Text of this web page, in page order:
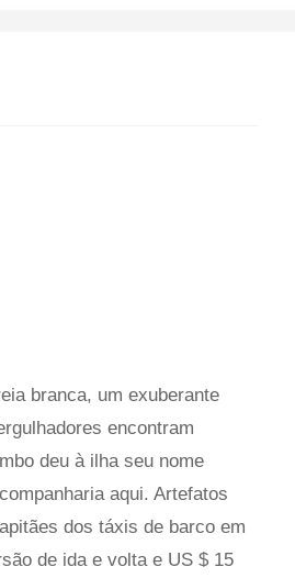
branca, um exuberante
encontram
deu à ilha seu nome
aqui. Artefatos
dos táxis de barco em
de ida e volta e US $ 15